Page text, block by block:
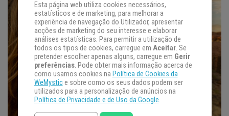
Esta página web utiliza cookies necessários,
estatísticos e de marketing, para melhorar a
experiência de navegação do Utilizador, apresentar
acções de marketing do seu interesse e elaborar
análises estatísticas. Para permitir a utilização de
todos os tipos de cookies, carregue em Aceitar. Se
pretender escolher apenas alguns, carregue em Gerir
preferências. Pode obter mais informação acerca de
como usamos cookies na Política de Cookies da
WeMystice sobre como os seus dados podem ser
utilizados para a personalização de anúncios na
Política de Privacidade e de Uso da Google.